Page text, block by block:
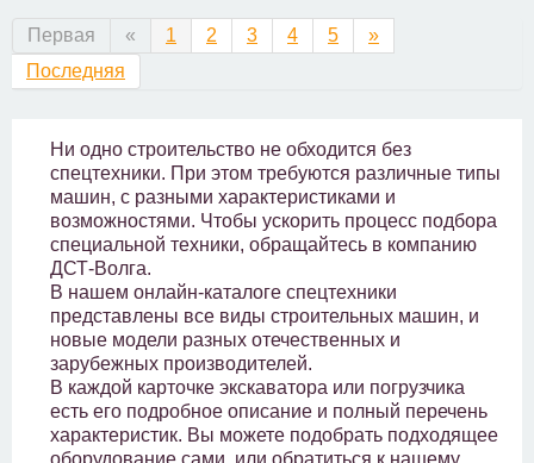
Первая « 1 2 3 4 5
»
Последняя
Ни одно строительство не обходится без
спецтехники. При этом требуются различные типы
машин, с разными характеристиками и
возможностями. Чтобы ускорить процесс подбора
специальной техники, обращайтесь в компанию
ДСТ-Волга.
В нашем онлайн-каталоге спецтехники
представлены все виды строительных машин, и
новые модели разных отечественных и
зарубежных производителей.
В каждой карточке экскаватора или погрузчика
есть его подробное описание и полный перечень
характеристик. Вы можете подобрать подходящее
оборудование сами, или обратиться к нашему